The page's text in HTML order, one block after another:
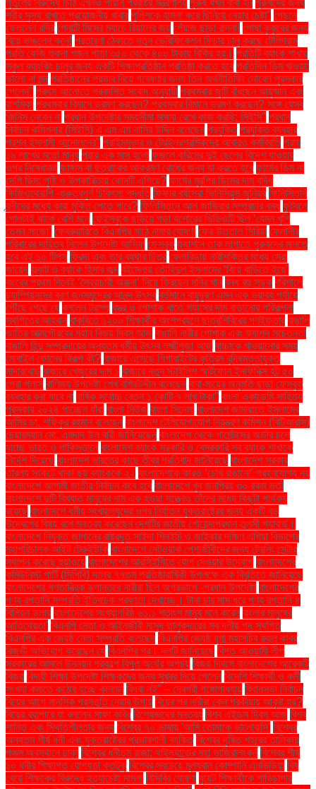
শরীর সুস্থ রাখতে প্রয়োজনীয় খাবার পুলিশকে হামলা করে ছিনিয়ে নেয়ার চেষ্টা" পেছনে
ফেললেন রদ্রি পেনাল্টি মিসের ম্যাচে রিয়ালের জয় পেঁয়াজ ছাড়া রান্না! পোষা কুকুরের জন্য
বিয়ে ভাঙলেন কনে! প্রতারণা ঠেকাতে নতুন ভেরিফিকেশন ফিচার চালু করছে টেলিগ্রাম
প্রতি কেজি শুকনা শজন পাতা ৩৫০ থেকে ৪০০ টাকায় বিক্রি হয়। প্রতিটি ব্যাংক শাখায়
স্কুল ব্যাংকিং চালুর জন্য একটি শিক্ষাপ্রতিষ্ঠান প্রতিষ্ঠা করতে হবে প্রতিদিন ডিম খাওয়া:
ভালো না মন্দ প্রতিষ্ঠানের প্রভাব নিয়ে গবেষণার জন্য তিন অর্থনীতিবিদ নোবেল পুরস্কার
পেলেন" প্রথম আলোতে প্রকাশিত সংবাদ অনুযায়ী প্রথমবার জুটি বাঁধছেন আয়ুষ্মান এবং
রাশমিকা প্রথমবার বিমানে ভ্রমণ করছেন? প্রথমবার বিমানে ভ্রমণ করছেন? সঙ্গে যেসব
জিনিস নেবেন না প্রধান উপদেষ্টার সময়সীমা মাথায় রেখে কাজ করছি: সিইসি" প্রধান
নির্বাচন কমিশনার (সিইসি) এ এম এম নাসির উদ্দিন বলেছেন প্রযুক্তি প্রযুক্তি ব্যবহার
প্রশ্ন ইসলামী আন্দোলনের" প্রাইমমুভার ও ট্রেইলরশ্রমিকদের আবারও কর্মবিরতি প্রায়
১৯ লাখের মতো মানুষ প্রায় এক মাস হলো ফজলে করিমের দুই ছেলের বিদেশ যাওয়ার
ওপর নিষেধাজ্ঞা ফাঙ্গাস বা ছত্রাকের আক্রমণ রোধের জন্য যা করতে হবে ফার্মের ডিম না
দেশি ডিম: পুষ্টি ও উপকারিতায় কোনটি এগিয়ে? ফার্মের মুরগির ডিমের দাম বৃদ্ধি
ফিজিওথেরাপি -গুরুত্বপূর্ণ চিকিৎসা পদ্ধতি ফিফার বর্ষসেরা ভিনিসিয়ুস জুনিয়র ফিলিস্তিনি
বন্দীদের মধ্যে কারা মুক্তি পেতে পারে? ফিলিস্তিনে আল জাজিরার সম্প্রচার বন্ধ ফুটবলে
গোলটাই থাকে বেশি মনে ফেইসবুকে ছড়িয়ে পড়া যশোরের ভিডিওটি ছিল ‘যেমন খুশি
তেমন সাজো’ ফেব্রুয়ারিতে বিএনপির মাঠে নামার ঘোষণা ফের উত্তাল সিরিয়া ফেলানীর
পরিবারের দায়িত্ব নিলেন উপদেষ্টা আসিফ ফেসবুক ফ্যাশনে তাক লাগাতে পুরুষদের মানতে
হবে এই ১০ টিপস ফ্রিদা এবং তার ব্যথার চিত্র ফ্লোরিডায় নারীশক্তির মধ্যে সেরা
জায়েদ ফ্ল্যাট ও ব্যাংক হিসাব জব্দ বইমেলায় তৌহিদুল ইসলামের ‘বিয়ে বাড়িতে ইয়ে’
বছরের প্রথম দিনেই ‘স্বৈরাচারী অঞ্জনা’ নিয়ে ফিরছেন মনির খান বন্ধ বহু সড়ক বরিশালে
চ্যাম্পিয়নদের বরণ জনসমুদ্রের আনন্দ উৎসব বর্তমানে বায়ুদূষণ এমন এক ভয়াবহ পর্যায়ে
পৌঁছে গেছে যে বললেন ট্রাম্প বস্ত্র ও পোশাক খাতে গ্যাসের দাম বাড়ানোর পরিকল্পনা
স্থগিতের আহ্বান বাকৃবিতে ১২০০ শিক্ষার্থীর অংশগ্রহণে ছাত্রশিবিরের গণইফতার বাঙালি
জাতির আত্মগৌরবের মহান বিজয় দিবস আজ বাঙালি নারীর পোশাক এবং ফ্যাশন সচেতনতা
বাঙালি হিন্দু সম্প্রদায়ের অন্যতম ধর্মীয় উৎসব লক্ষ্মীপূজা আজ বাচ্চাকে খাওয়ানোর সময়
মোবাইল ফোনের বিকল্প কী? বাজারে এসেছে গিগাবাইটের কৃত্রিম বুদ্ধিমত্তাযুক্ত
মাদারবোর্ড বাজারে খেজুরের দাম ১ বাজারে নতুন স্টাইলিশ স্মার্টফোন ইনফিনিক্স হট ৫০
প্রো প্লাস বাণিজ্য উপদেষ্টা শেখ বশিরউদ্দীন বলেছেন বাবা-মায়ের অনুমতি ছাড়া ফেসবুক
ব্যবহার করা যাবে না বার্ষিক সর্বোচ্চ বেতন ১ কোটি ৭ লাখ টাকা" বাংলা একাডেমি সাহিত্য
পুরস্কার ২০২৪ পাচ্ছেন যাঁরা বাংলা নিউজ বাংলা সিনেমা বাংলাদেশ জামায়াতে ইসলামের
আমির ডা. শফিকুর রহমান বলেছেন বাংলাদেশ টেলিযোগাযোগ নিয়ন্ত্রণ কমিশন (বিটিআরসি)
চেয়ারম্যান মো. এমদাদ উল বারী জানিয়েছেন বাংলাদেশ থেকে গার্মেন্টসের অর্ডার চলে
যাচ্ছে ভারত ও পাকিস্তানে বাংলাদেশ ব্যাংক সরকারি ও বেসরকারি সব ব্যাংক শাখাকে
নির্দেশ দিয়েছে বাংলাদেশ ভারতের কাছে তীব্র প্রতিবাদ জানিয়েছে বাংলাদেশ সরকার
তারল্য সংকটে থাকা ছয় ব্যাংককে ২২ বাংলাদেশকে কারও ‘চোখ রাঙানো’ গ্রহণযোগ্য নয়
বাংলাদেশে আগামী জাতীয় নির্বাচন কবে হবে বাংলাদেশে খুব জনপ্রিয় ৩০ রকম ভর্তা
বাংলাদেশে দুটি বিখ্যাত মানুষের নাম এক হওয়া সত্ত্বেও তাঁদের মধ্যে কিছুটা পার্থক্য
রয়েছে বাংলাদেশে ধর্মীয় সংখ্যালঘুদের ওপর নির্যাতন যুক্তরাষ্ট্রের জন্য একটি বড়
উদ্বেগের বিষয় বলে মন্তব্য করেছেন দেশটির জাতীয় গোয়েন্দাপ্রধান তুলসী গ্যাবার্ড।
বাংলাদেশে নিযুক্ত জাপানের রাষ্ট্রদূত সাইদা শিনইচি ও জাইকার দক্ষিণ এশিয়া বিভাগের
মহাপরিচালক আইট টেরুইউকি বাংলাদেশে নেটওয়ার্ক পেশাজীবীদের জন্য ট্রেনিং সেন্টার
স্থাপন করেছে হুয়াওয়ে বাংলাদেশের আরসিইপিতে যোগ দেওয়ার উদ্যোগ বাংলাদেশের
কমিউনিস্ট পার্টি (সিপিবি) দলের ৭৭তম প্রতিষ্ঠাবার্ষিকী উপলক্ষে এক বিবৃতিতে জানিয়েছে
বাংলাদেশের গণতান্ত্রিক রূপান্তরে নারীরা ছিল অগ্রভাগে -প্রধান উপদেষ্টা বাংলাদেশের
পণ্য রপ্তানি সম্প্রতি ইতিবাচক প্রবণতা দেখাচ্ছে। টানা চার মাস ধরে পণ্য রপ্তানি ৪
বিলিয়ন ডলার বাংলাদেশের সংখ্যাগরিষ্ঠ ৬১.১ শতাংশ মানুষ মনে করেন বাংলার মানুষের
আতিথেয়তা' বিএনপি নেতা ও আইনজীবী মাসুদ তালুকদারের সব দলীয় পদ স্থগিত
বিএনপির এক জ্যেষ্ঠ নেতা সম্প্রতি বলেছেন বিএনপির জ্যেষ্ঠ যুগ্ম মহাসচিব রুহুল কবির
রিজভী অভিযোগ করেছেন যে বিএনপির পর। দলটি জানিয়েছে বিগত আওয়ামী লীগ
সরকারের আমলে উন্নয়ন প্রকল্পে বিপুল অর্থের অপচয় বিজয় দিবসে বাংলাদেশের আরেকটি
বিজয় বিদায়ী শিক্ষা উপদেষ্টা শিক্ষকদের জন্য সুখবর দিয়ে গেলেন বিদেশি শিক্ষার্থী ও কর্মী
সংখ্যা কমাতে কঠোর হচ্ছে কানাডা বিধবা নই” – দেবশ্রী গঙ্গোপাধ্যায় বিধানসভা নির্বাচন
বিয়ের আগে মানসিক প্রস্তুতি নেয়ার উপায় বিয়ের পর নারীরা কেন পরকীয়ায় আকৃষ্ট হয়?
বিয়ের ব্যাপারে যা বললেন সাফা কবির বিশেষজ্ঞদের মন্তব্য বিশ্ব এইডস দিবস আজ বিশ্ব
শান্তি এবং স্থিতিশীলতার জন্য বিশ্বের ৭০ ভাষায় 'আমি তোমাকে ভালোবাসি' বিশ্বের
অন্যতম শীর্ষ ধনী এবং যুক্তরাষ্ট্রের প্রভাবশালী ব্যক্তি বিশ্বের দূষিত শহরের তালিকায়
পঞ্চম অবস্থানে ঢাকা বিশ্বের ধনীতম রাজা: থাইল্যান্ডের মহা ভাজিরালংকর্ন বিশ্বের শীর্ষ
১০ ধনীর শিক্ষাগত যোগ্যতা কতটুকু বিশ্বের সবচেয়ে মূল্যবান কোম্পানি এনভিডিয়া বিষ
খেয়ে শিক্ষকের বিরুদ্ধে হত্যাচেষ্টা মামলা বিসিবির ঘোষণা বুয়েট শিক্ষার্থীকে গাড়িচাপার